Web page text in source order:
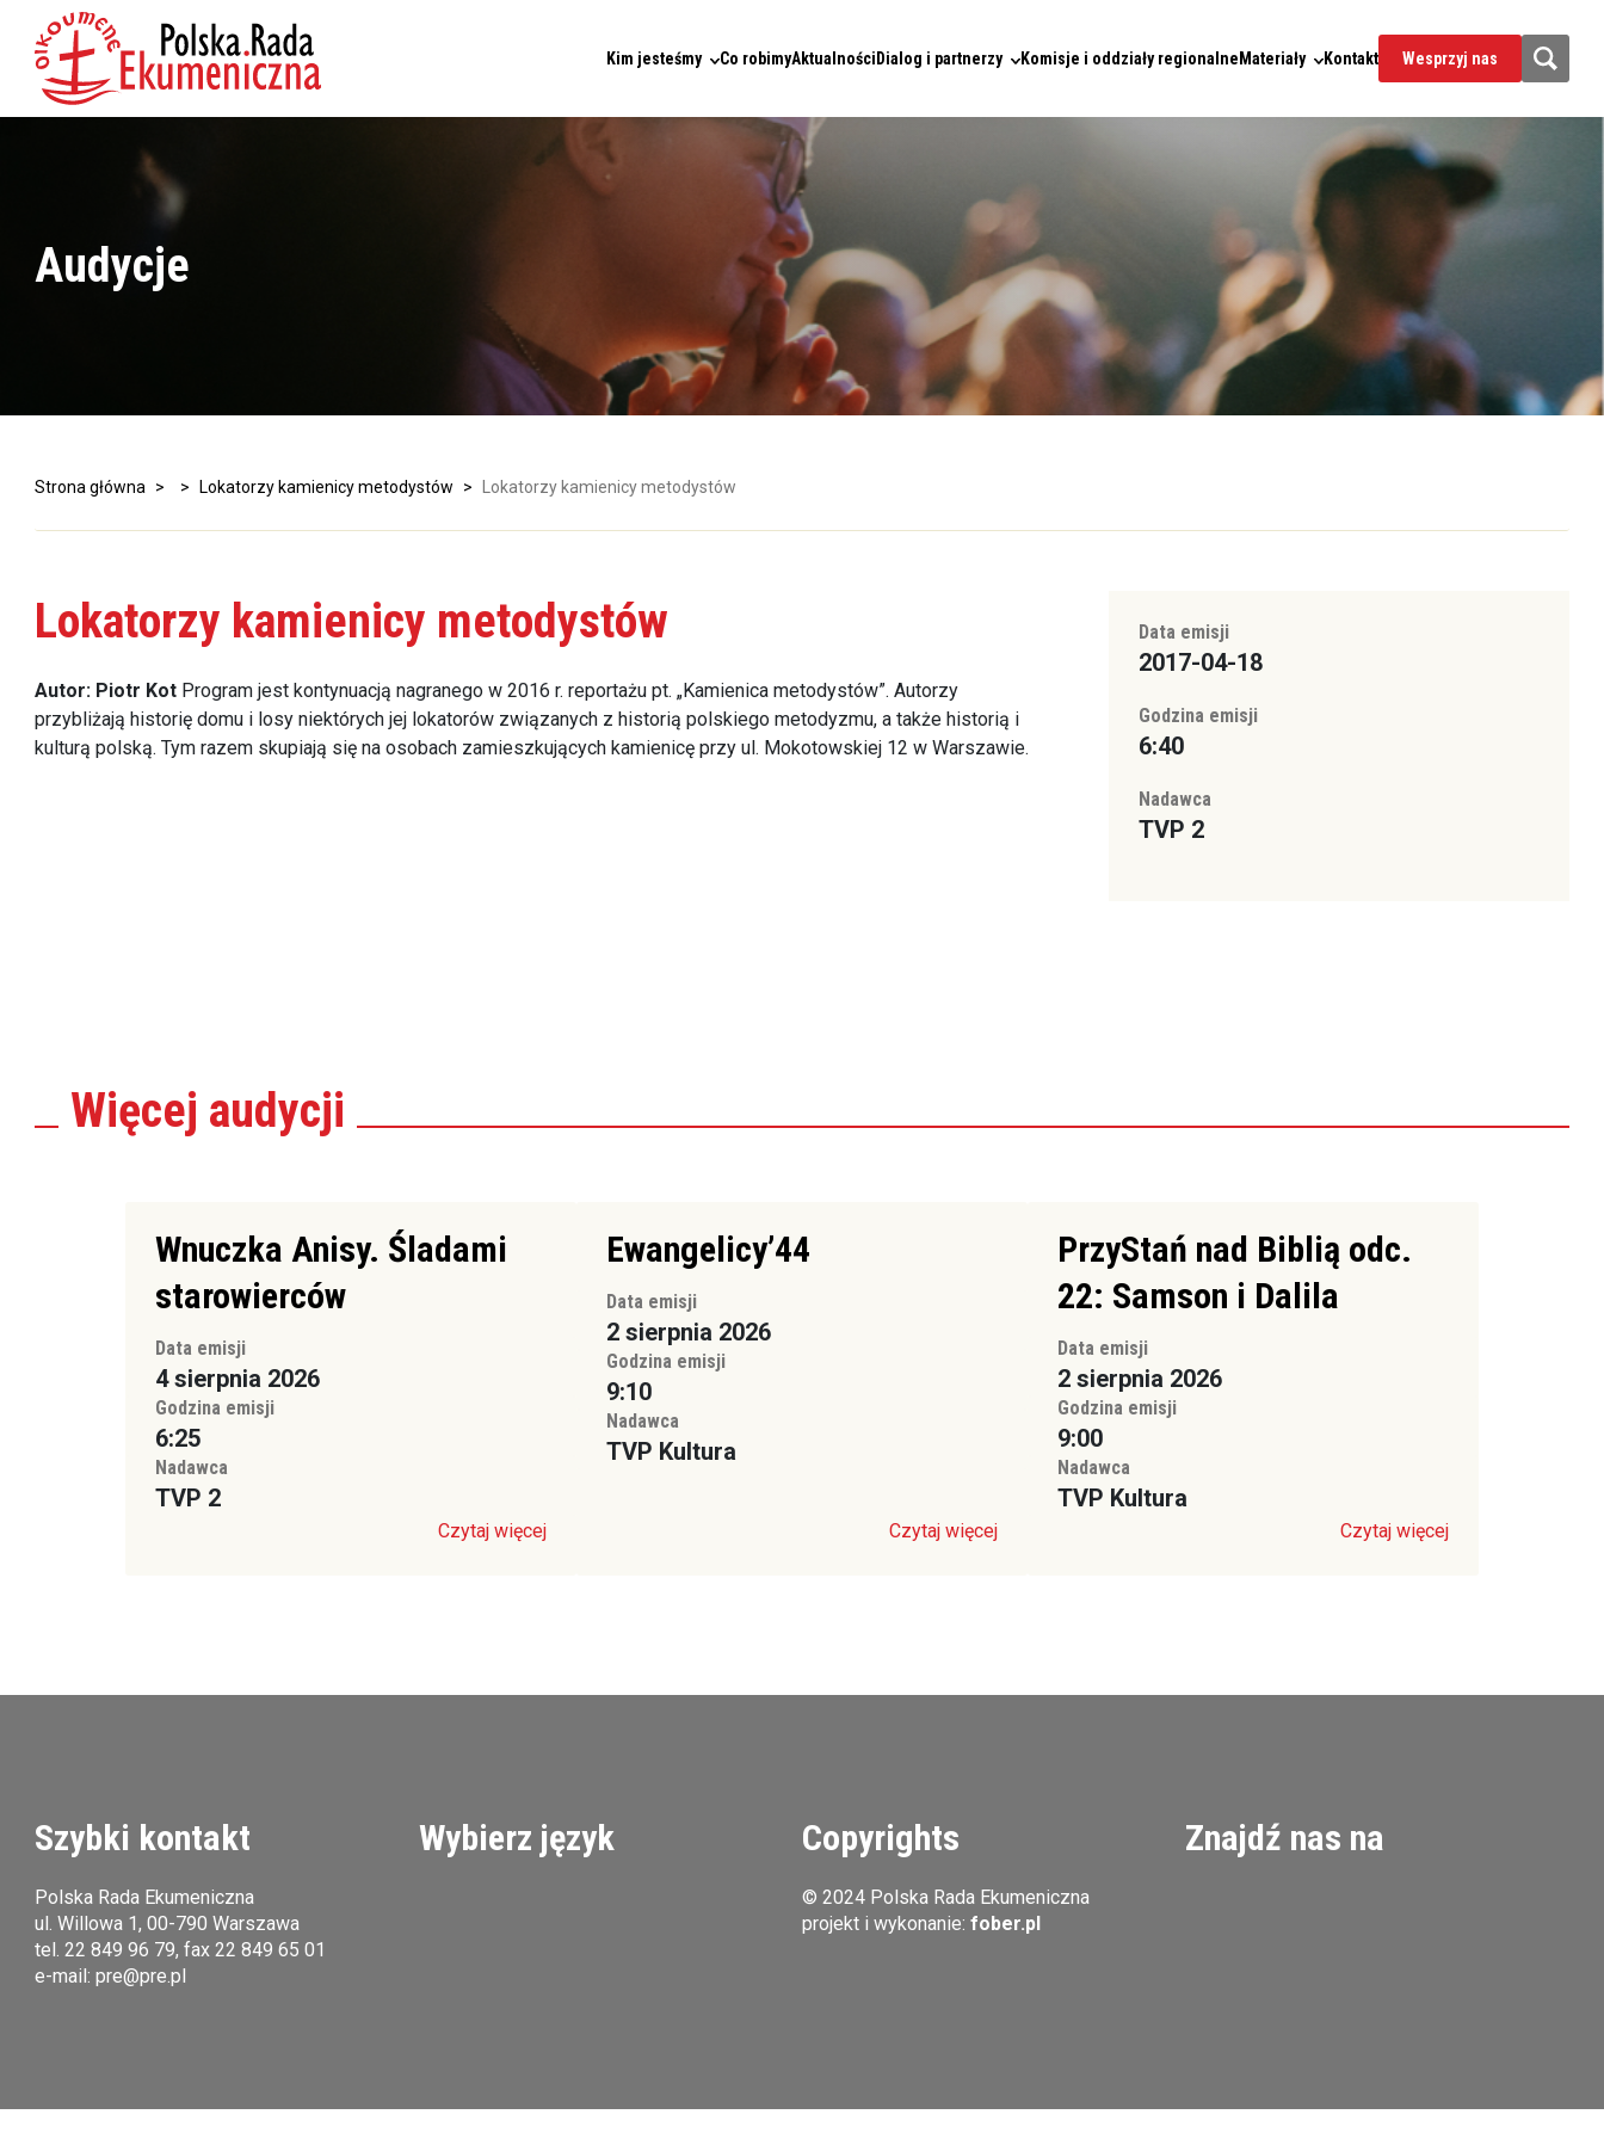
Kim jesteśmy Co robimyAktualnościDialog i partnerzy Komisje i oddziały regionalneMateriały Kontakt Wesprzyj nas
Audycje
Strona główna > > Lokatorzy kamienicy metodystów > Lokatorzy kamienicy metodystów
Lokatorzy kamienicy metodystów
Autor: Piotr Kot Program jest kontynuacją nagranego w 2016 r. reportażu pt. „Kamienica metodystów”. Autorzy
przybliżają historię domu i losy niektórych jej lokatorów związanych z historią polskiego metodyzmu, a także historią i
kulturą polską. Tym razem skupiają się na osobach zamieszkujących kamienicę przy ul. Mokotowskiej 12 w Warszawie.
Data emisji
2017-04-18
Godzina emisji
6:40
Nadawca
TVP 2
Więcej audycji
Wnuczka Anisy. Śladami
starowierców
Data emisji
4 sierpnia 2026
Godzina emisji
6:25
Nadawca
TVP 2
Czytaj więcej
Ewangelicy’44
Data emisji
2 sierpnia 2026
Godzina emisji
9:10
Nadawca
TVP Kultura
Czytaj więcej
PrzyStań nad Biblią odc.
22: Samson i Dalila
Data emisji
2 sierpnia 2026
Godzina emisji
9:00
Nadawca
TVP Kultura
Czytaj więcej
Szybki kontakt
Polska Rada Ekumeniczna
ul. Willowa 1, 00-790 Warszawa
tel.22 849 96 79, fax 22 849 65 01
e-mail:pre@pre.pl
Wybierz język Copyrights
© 2024 Polska Rada Ekumeniczna
projekt i wykonanie: fober.pl
Znajdź nas na